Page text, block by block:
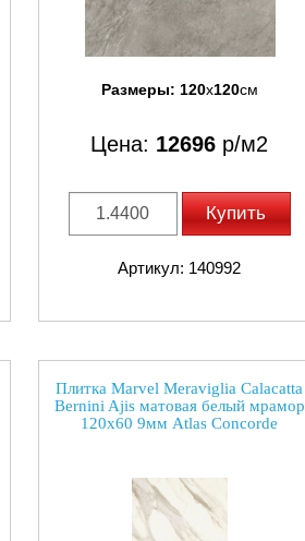
Размеры: 120x120см
Цена: 12696 р/м2
Купить
Артикул: 140992
Плитка Marvel Meraviglia Calacatta
Bernini Ajis матовая белый мрамор
120x60 9мм Atlas Concorde